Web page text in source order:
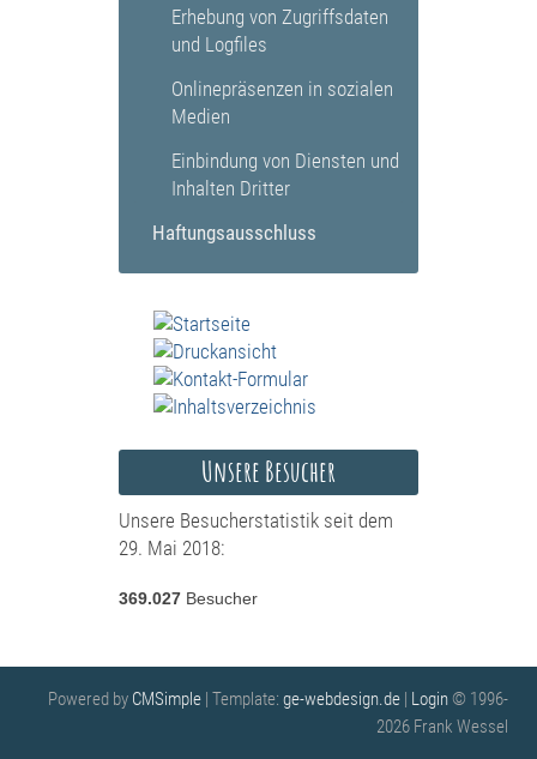
Erhebung von Zugriffsdaten
und Logfiles
Onlinepräsenzen in sozialen
Medien
Einbindung von Diensten und
Inhalten Dritter
Haftungsausschluss
Unsere Besucher
Unsere Besucherstatistik seit dem
29. Mai 2018:
369.027 Besucher
Powered by CMSimple | Template: ge-webdesign.de | Login© 1996-
2026 Frank Wessel